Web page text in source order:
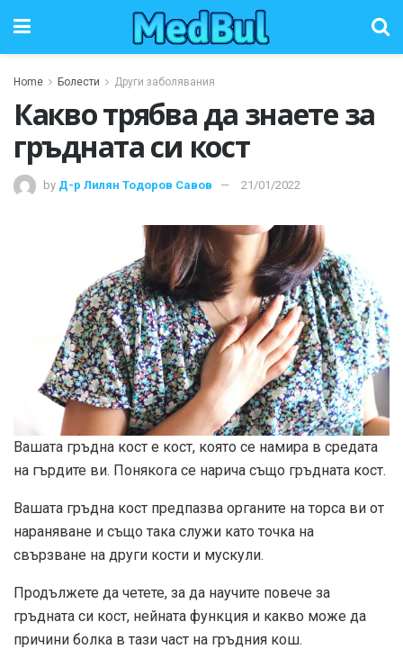
Home Болести Други заболявания
Какво трябва да знаете за
гръдната си кост
by Д-р Лилян Тодоров Савов 21/01/2022
Вашата гръдна кост е кост, която се намира в средата
на гърдите ви. Понякога се нарича също гръдната кост.
Вашата гръдна кост предпазва органите на торса ви от
нараняване и също така служи като точка на
свързване на други кости и мускули.
Продължете да четете, за да научите повече за
гръдната си кост, нейната функция и какво може да
причини болка в тази част на гръдния кош.